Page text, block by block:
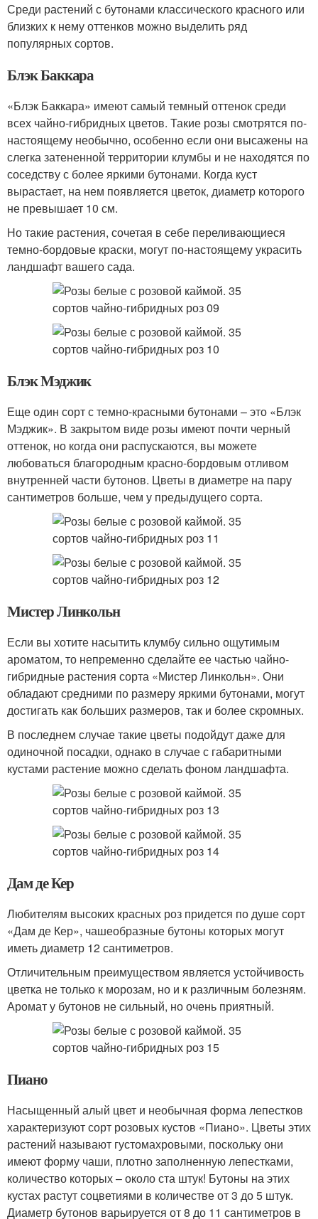
Среди растений с бутонами классического красного или
близких к нему оттенков можно выделить ряд
популярных сортов.
Блэк Баккара
«Блэк Баккара» имеют самый темный оттенок среди
всех чайно-гибридных цветов. Такие розы смотрятся по-
настоящему необычно, особенно если они высажены на
слегка затененной территории клумбы и не находятся по
соседству с более яркими бутонами. Когда куст
вырастает, на нем появляется цветок, диаметр которого
не превышает 10 см.
Но такие растения, сочетая в себе переливающиеся
темно-бордовые краски, могут по-настоящему украсить
ландшафт вашего сада.
Блэк Мэджик
Еще один сорт с темно-красными бутонами – это «Блэк
Мэджик». В закрытом виде розы имеют почти черный
оттенок, но когда они распускаются, вы можете
любоваться благородным красно-бордовым отливом
внутренней части бутонов. Цветы в диаметре на пару
сантиметров больше, чем у предыдущего сорта.
Мистер Линкольн
Если вы хотите насытить клумбу сильно ощутимым
ароматом, то непременно сделайте ее частью чайно-
гибридные растения сорта «Мистер Линкольн». Они
обладают средними по размеру яркими бутонами, могут
достигать как больших размеров, так и более скромных.
В последнем случае такие цветы подойдут даже для
одиночной посадки, однако в случае с габаритными
кустами растение можно сделать фоном ландшафта.
Дам де Кер
Любителям высоких красных роз придется по душе сорт
«Дам де Кер», чашеобразные бутоны которых могут
иметь диаметр 12 сантиметров.
Отличительным преимуществом является устойчивость
цветка не только к морозам, но и к различным болезням.
Аромат у бутонов не сильный, но очень приятный.
Пиано
Насыщенный алый цвет и необычная форма лепестков
характеризуют сорт розовых кустов «Пиано». Цветы этих
растений называют густомахровыми, поскольку они
имеют форму чаши, плотно заполненную лепестками,
количество которых – около ста штук! Бутоны на этих
кустах растут соцветиями в количестве от 3 до 5 штук.
Диаметр бутонов варьируется от 8 до 11 сантиметров в